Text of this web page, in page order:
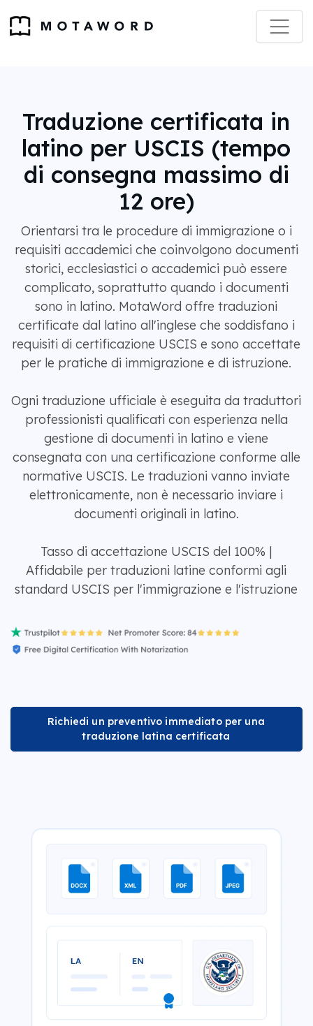
Traduzione certificata in
latino per USCIS (tempo
di consegna massimo di
12 ore)
Orientarsi tra le procedure di immigrazione o i
requisiti accademici che coinvolgono documenti
storici, ecclesiastici o accademici può essere
complicato, soprattutto quando i documenti
sono in latino. MotaWord offre traduzioni
certificate dal latino all'inglese che soddisfano i
requisiti di certificazione USCIS e sono accettate
per le pratiche di immigrazione e di istruzione.
Ogni traduzione ufficiale è eseguita da traduttori
professionisti qualificati con esperienza nella
gestione di documenti in latino e viene
consegnata con una certificazione conforme alle
normative USCIS. Le traduzioni vanno inviate
elettronicamente, non è necessario inviare i
documenti originali in latino.
Tasso di accettazione USCIS del 100% |
Affidabile per traduzioni latine conformi agli
standard USCIS per l'immigrazione e l'istruzione
Richiedi un preventivo immediato per una
traduzione latina certificata